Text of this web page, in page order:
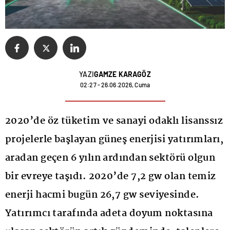
YAZIGAMZE KARAGÖZ
02:27 - 26.06.2026, Cuma
2020’de öz tüketim ve sanayi odaklı lisanssız
projelerle başlayan güneş enerjisi yatırımları,
aradan geçen 6 yılın ardından sektörü olgun
bir evreye taşıdı. 2020’de 7,2 gw olan temiz
enerji hacmi bugün 26,7 gw seviyesinde.
Yatırımcı tarafında adeta doyum noktasına